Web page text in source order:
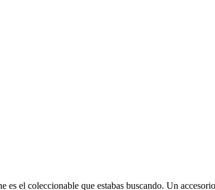
es el coleccionable que estabas buscando. Un